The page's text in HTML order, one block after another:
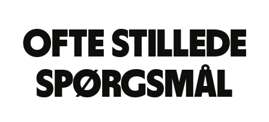
Ofte stillede
spørgsmål